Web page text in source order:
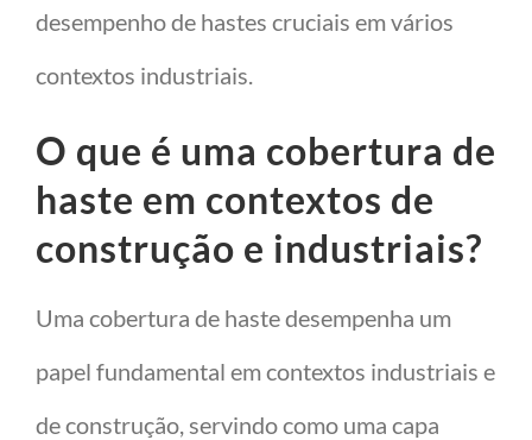
desempenho de hastes cruciais em vários
contextos industriais.
O que é uma cobertura de
haste em contextos de
construção e industriais?
Uma cobertura de haste desempenha um
papel fundamental em contextos industriais e
de construção, servindo como uma capa